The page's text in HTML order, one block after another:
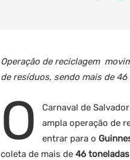
Operação de reciclagem
de resíduos, sendo mais de
O
Carnaval de
ampla operação de
entrar para o
coleta de mais de 46